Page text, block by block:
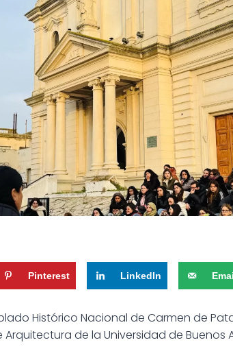
Pinterest LinkedIn
Histórico Nacional de Carmen de
de la Universidad de Buenos